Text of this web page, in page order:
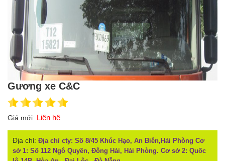
Gương xe C&C
Giá mới: Liên hệ
Địa chỉ: Địa chỉ cty: Số 8/45 Khúc Hạo, An Biên,Hải Phòng Cơ
sở 1: Số 112 Ngô Quyền, Đông Hải, Hải Phòng. Cơ sở 2: Quốc